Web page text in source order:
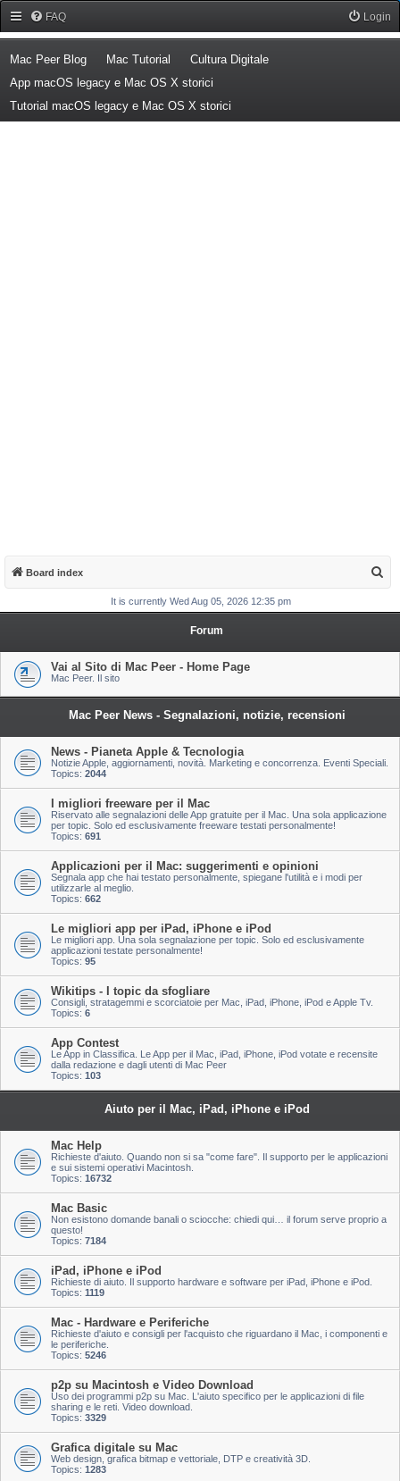
FAQ Login
Mac Peer Blog(Opens a new tab)
Mac Tutorial (Opens a new tab)
Cultura Digitale(Opens a new tab)
App macOS legacy e Mac OS X storici
Tutorial macOS legacy e Mac OS X storici
Board index
a
It is currently Wed Aug 05, 2026 12:35 pm
Forum
Vai al Sito di Mac Peer - Home Page
Mac Peer. Il sito
Mac Peer News - Segnalazioni, notizie, recensioni
News - Pianeta Apple & Tecnologia
Notizie Apple, aggiornamenti, novità. Marketing e concorrenza. Eventi Speciali.
Topics: 2044
I migliori freeware per il Mac
Riservato alle segnalazioni delle App gratuite per il Mac. Una sola applicazione
per topic. Solo ed esclusivamente freeware testati personalmente!
Topics: 691
Applicazioni per il Mac: suggerimenti e opinioni
Segnala app che hai testato personalmente, spiegane l'utilità e i modi per
utilizzarle al meglio.
Topics: 662
Le migliori app per iPad, iPhone e iPod
Le migliori app. Una sola segnalazione per topic. Solo ed esclusivamente
applicazioni testate personalmente!
Topics: 95
Wikitips - I topic da sfogliare
Consigli, stratagemmi e scorciatoie per Mac, iPad, iPhone, iPod e Apple Tv.
Topics: 6
App Contest
Le App in Classifica. Le App per il Mac, iPad, iPhone, iPod votate e recensite
dalla redazione e dagli utenti di Mac Peer
Topics: 103
Aiuto per il Mac, iPad, iPhone e iPod
Mac Help
Richieste d'aiuto. Quando non si sa "come fare". Il supporto per le applicazioni
e sui sistemi operativi Macintosh.
Topics: 16732
Mac Basic
Non esistono domande banali o sciocche: chiedi qui… il forum serve proprio a
questo!
Topics: 7184
iPad, iPhone e iPod
Richieste di aiuto. Il supporto hardware e software per iPad, iPhone e iPod.
Topics: 1119
Mac - Hardware e Periferiche
Richieste d'aiuto e consigli per l'acquisto che riguardano il Mac, i componenti e
le periferiche.
Topics: 5246
p2p su Macintosh e Video Download
Uso dei programmi p2p su Mac. L'aiuto specifico per le applicazioni di file
sharing e le reti. Video download.
Topics: 3329
Grafica digitale su Mac
Web design, grafica bitmap e vettoriale, DTP e creatività 3D.
Topics: 1283